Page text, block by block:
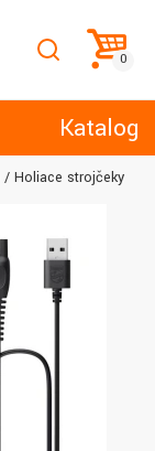
Katalog
Holiace strojčeky